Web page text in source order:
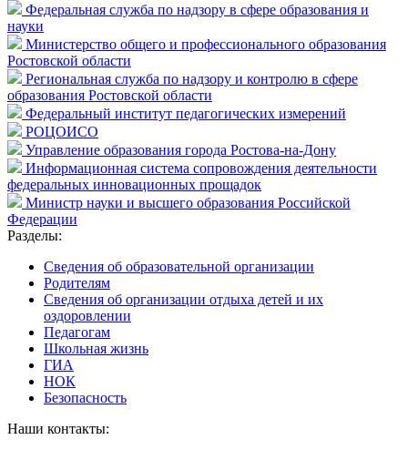
Федеральная служба по надзору в сфере образования и
науки
Министерство общего и профессионального образования
Ростовской области
Региональная служба по надзору и контролю в сфере
образования Ростовской области
Федеральный институт педагогических измерений
РОЦОИСО
Управление образования города Ростова-на-Дону
Информационная система сопровождения деятельности
федеральных инновационных прощадок
Министр науки и высшего образования Российской
Федерации
Разделы:
Cведения об образовательной организации
Родителям
Сведения об организации отдыха детей и их
оздоровлении
Педагогам
Школьная жизнь
ГИА
НОК
Безопасность
Наши контакты: